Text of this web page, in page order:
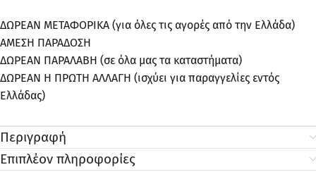
ΔΩΡΕΑΝ ΜΕΤΑΦΟΡΙΚΑ (για όλες τις αγορές από την Ελλάδα)
ΑΜΕΣΗ ΠΑΡΑΔΟΣΗ
ΔΩΡΕΑΝ ΠΑΡΑΛΑΒΗ (σε όλα μας τα καταστήματα)
ΔΩΡΕΑΝ Η ΠΡΩΤΗ ΑΛΛΑΓΗ (ισχύει για παραγγελίες εντός
Ελλάδας)
Περιγραφή
Επιπλέον πληροφορίες